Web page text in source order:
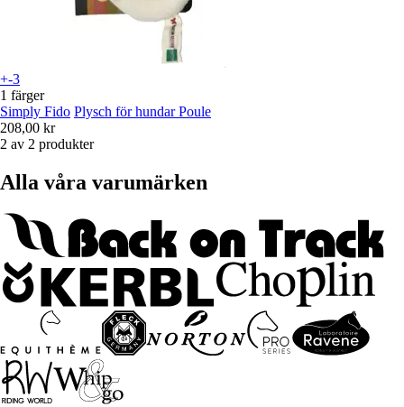
+-3
1 färger
Simply Fido Plysch för hundar Poule
208,00 kr
2 av 2 produkter
Alla våra varumärken